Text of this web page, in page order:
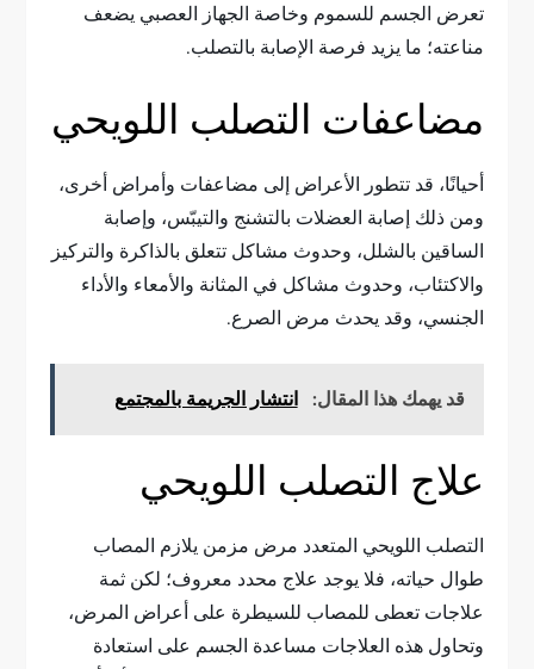
تعرض الجسم للسموم وخاصة الجهاز العصبي يضعف
مناعته؛ ما يزيد فرصة الإصابة بالتصلب.
مضاعفات التصلب اللويحي
أحيانًا، قد تتطور الأعراض إلى مضاعفات وأمراض أخرى،
ومن ذلك إصابة العضلات بالتشنج والتيبّس، وإصابة
الساقين بالشلل، وحدوث مشاكل تتعلق بالذاكرة والتركيز
والاكتئاب، وحدوث مشاكل في المثانة والأمعاء والأداء
الجنسي، وقد يحدث مرض الصرع.
قد يهمك هذا المقال: انتشار الجريمة بالمجتمع
علاج التصلب اللويحي
التصلب اللويحي المتعدد مرض مزمن يلازم المصاب
طوال حياته، فلا يوجد علاج محدد معروف؛ لكن ثمة
علاجات تعطى للمصاب للسيطرة على أعراض المرض،
وتحاول هذه العلاجات مساعدة الجسم على استعادة